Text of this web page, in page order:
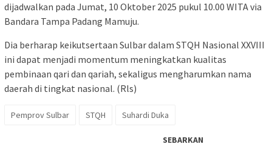
dijadwalkan pada Jumat, 10 Oktober 2025 pukul 10.00 WITA via
Bandara Tampa Padang Mamuju.
Dia berharap keikutsertaan Sulbar dalam STQH Nasional XXVIII
ini dapat menjadi momentum meningkatkan kualitas
pembinaan qari dan qariah, sekaligus mengharumkan nama
daerah di tingkat nasional. (Rls)
Pemprov Sulbar STQH Suhardi Duka
SEBARKAN